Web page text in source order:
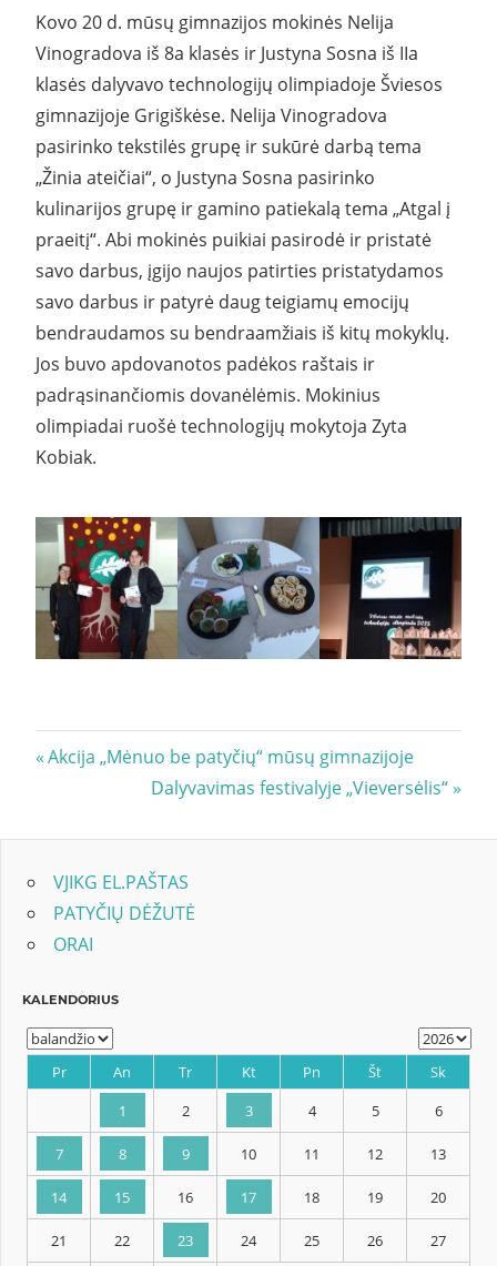
Kovo 20 d. mūsų gimnazijos mokinės Nelija
Vinogradova iš 8a klasės ir Justyna Sosna iš IIa
klasės dalyvavo technologijų olimpiadoje Šviesos
gimnazijoje Grigiškėse. Nelija Vinogradova
pasirinko tekstilės grupę ir sukūrė darbą tema
„Žinia ateičiai“, o Justyna Sosna pasirinko
kulinarijos grupę ir gamino patiekalą tema „Atgal į
praeitį“. Abi mokinės puikiai pasirodė ir pristatė
savo darbus, įgijo naujos patirties pristatydamos
savo darbus ir patyrė daug teigiamų emocijų
bendraudamos su bendraamžiais iš kitų mokyklų.
Jos buvo apdovanotos padėkos raštais ir
padrąsinančiomis dovanėlėmis. Mokinius
olimpiadai ruošė technologijų mokytoja Zyta
Kobiak.
Navigacija
įrašų
Previous
Akcija „Mėnuo be patyčių“ mūsų gimnazijoje
Next
Dalyvavimas festivalyje „Vieversėlis“
VJIKG EL.PAŠTAS
PATYČIŲ DĖŽUTĖ
ORAI